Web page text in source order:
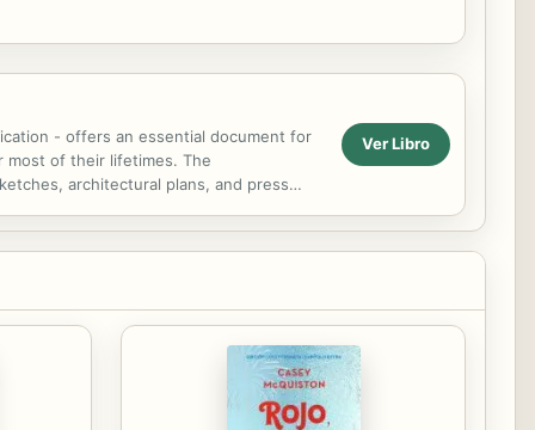
- offers an essential document for
most of their lifetimes. The
architectural plans, and press
Ver Libro